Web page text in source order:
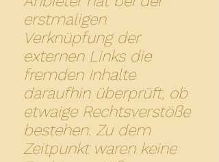
erstmaligen
Verknüpfung der
externen Links die
fremden Inhalte
daraufhin überprüft, ob
etwaige Rechtsverstöße
bestehen. Zu dem
Zeitpunkt waren keine